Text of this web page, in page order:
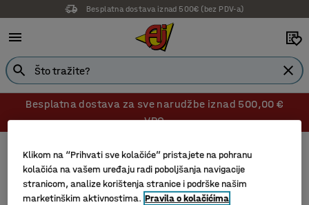
Besplatna dostava iznad 500€ (bez PDV-a)
Besplatna dostava za sve narudžbe iznad 500,00 €
VPC
Kutije za alat
Klikom na “Prihvati sve kolačiće” pristajete na pohranu
kolačića na vašem uređaju radi poboljšanja navigacije
stranicom, analize korištenja stranice i podrške našim
marketinškim aktivnostima. Pravila o kolačićima